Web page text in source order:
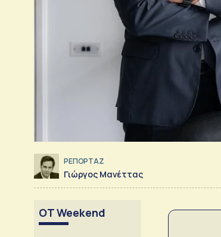
ΡΕΠΟΡΤΑΖ
Γιώργος Μανέττας
OT Weekend